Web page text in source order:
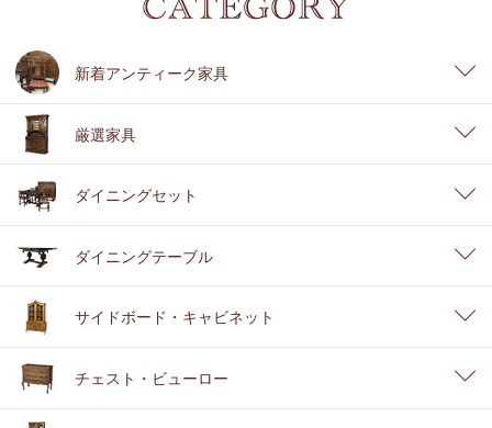
新着アンティーク家具
厳選家具
ダイニングセット
ダイニングテーブル
サイドボード・キャビネット
チェスト・ビューロー